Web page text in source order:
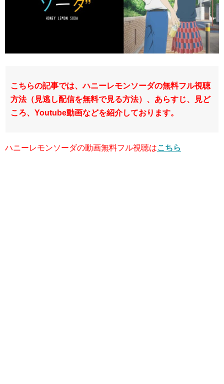
こちらの記事では、ハニーレモンソーダの無料フル視聴
方法（見逃し配信を無料で見る方法）、あらすじ、見ど
ころ、Youtube動画などを紹介しております。
ハニーレモンソーダの動画無料フル視聴はこちら